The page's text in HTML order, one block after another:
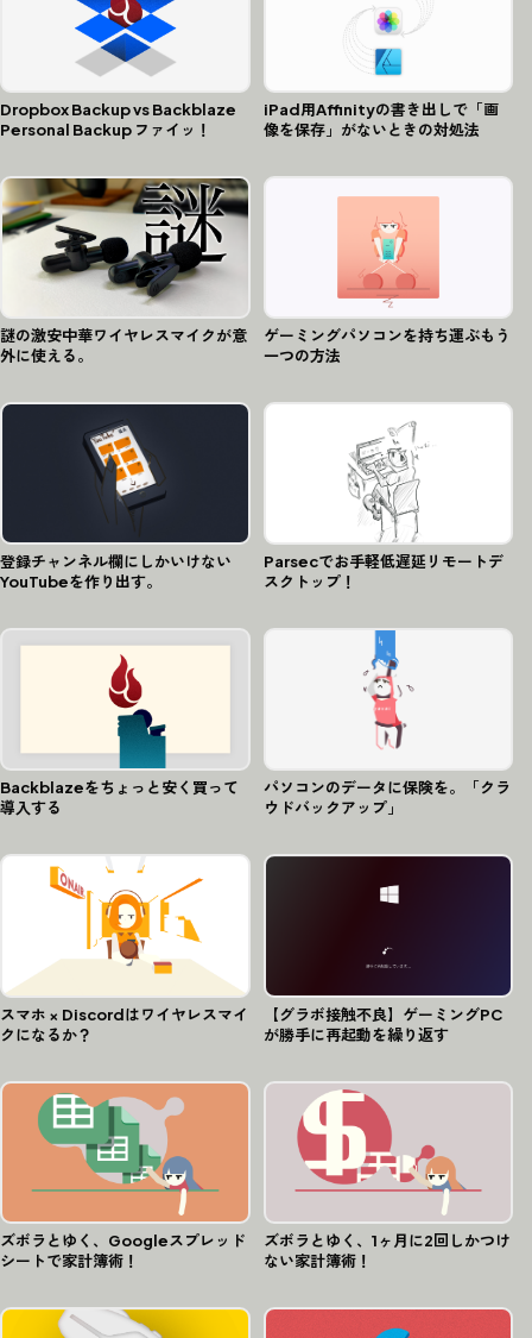
Dropbox Backup vs Backblaze
Personal Backup ファイッ！
iPad用Affinityの書き出しで「画
像を保存」がないときの対処法
謎の激安中華ワイヤレスマイクが意
外に使える。
ゲーミングパソコンを持ち運ぶもう
一つの方法
登録チャンネル欄にしかいけない
YouTubeを作り出す。
Parsecでお手軽低遅延リモートデ
スクトップ！
Backblazeをちょっと安く買って
導入する
パソコンのデータに保険を。「クラ
ウドバックアップ」
スマホ × Discordはワイヤレスマイ
クになるか？
【グラボ接触不良】ゲーミングPC
が勝手に再起動を繰り返す
ズボラとゆく、Googleスプレッド
シートで家計簿術！
ズボラとゆく、1ヶ月に2回しかつけ
ない家計簿術！